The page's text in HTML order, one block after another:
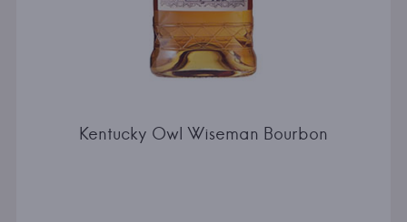
Kentucky Owl Wiseman Bourbon